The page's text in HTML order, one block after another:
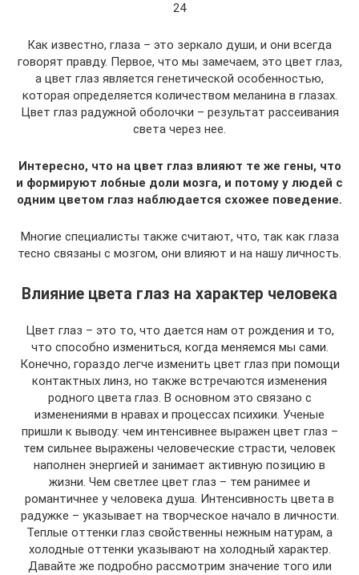
24
Как известно, глаза – это зеркало души, и они всегда
говорят правду. Первое, что мы замечаем, это цвет глаз,
а цвет глаз является генетической особенностью,
которая определяется количеством меланина в глазах.
Цвет глаз радужной оболочки – результат рассеивания
света через нее.
Интересно, что на цвет глаз влияют те же гены, что
и формируют лобные доли мозга, и потому у людей с
одним цветом глаз наблюдается схожее поведение.
Многие специалисты также считают, что, так как глаза
тесно связаны с мозгом, они влияют и на нашу личность.
Влияние цвета глаз на характер человека
Цвет глаз – это то, что дается нам от рождения и то,
что способно измениться, когда меняемся мы сами.
Конечно, гораздо легче изменить цвет глаз при помощи
контактных линз, но также встречаются изменения
родного цвета глаз. В основном это связано с
изменениями в нравах и процессах психики. Ученые
пришли к выводу: чем интенсивнее выражен цвет глаз –
тем сильнее выражены человеческие страсти, человек
наполнен энергией и занимает активную позицию в
жизни. Чем светлее цвет глаз – тем ранимее и
романтичнее у человека душа. Интенсивность цвета в
радужке – указывает на творческое начало в личности.
Теплые оттенки глаз свойственны нежным натурам, а
холодные оттенки указывают на холодный характер.
Давайте же подробно рассмотрим значение того или